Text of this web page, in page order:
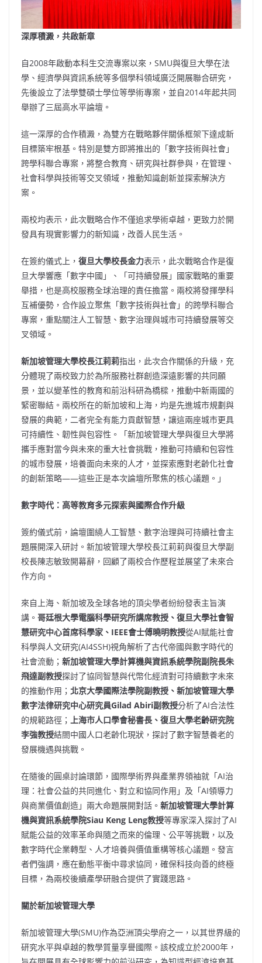
深厚積澱，共啟新章
自2008年啟動本科生交流專案以來，SMU與復旦大學在法
學、經濟學與資訊系統等多個學科領域廣泛開展聯合研究，
先後設立了法學雙碩士學位等學術專案，並自2014年起共同
舉辦了三屆高水平論壇。
這一深厚的合作積澱，為雙方在戰略夥伴關係框架下達成新
目標築牢根基。特別是雙方即將推出的 「數字技術與社會」
跨學科聯合專案，將整合教育、研究與社群參與，在管理、
社會科學與技術等交叉領域，推動知識創新並探索解決方
案。
兩校均表示，此次戰略合作不僅追求學術卓越，更致力於開
發具有現實影響力的新知識，改善人民生活。
在簽約儀式上， 復旦大學校長金力表示，此次戰略合作是復
旦大學響應 「數字中國 」 、 「可持續發展」 國家戰略的重要
舉措，也是高校服務全球治理的責任擔當。兩校將發揮學科
互補優勢，合作設立聚焦 「數字技術與社會」 的跨學科聯合
專案，重點關注人工智慧、數字治理與城市可持續發展等交
叉領域。
新加坡管理大學校長江莉莉指出，此次合作關係的升級，充
分體現了兩校致力於為所服務社群創造深遠影響的共同願
景，並以變革性的教育和前沿科研為橋樑，推動中新兩國的
緊密聯結。兩校所在的新加坡和上海，均是先進城市規劃與
發展的典範，二者完全有能力貢獻智慧，讓這兩座城市更具
可持續性、韌性與包容性。
「新加坡管理大學與復旦大學將
攜手應對當今與未來的重大社會挑戰，推動可持續和包容性
的城市發展，培養面向未來的人才，並探索應對老齡化社會
的創新策略——這些正是本次論壇所聚焦的核心議題。 」
數字時代：高等教育多元探索與國際合作升級
簽約儀式前，論壇圍繞人工智慧、數字治理與可持續社會主
題展開深入研討。新加坡管理大學校長江莉莉與復旦大學副
校長陳志敏致開幕辭，回顧了兩校合作歷程並展望了未來合
作方向。
來自上海、新加坡及全球各地的頂尖學者紛紛發表主旨演
講。 哥廷根大學電腦科學研究所講席教授、復旦大學社會智
慧研究中心首席科學家、 IEEE會士傅曉明教授從AI賦能社會
科學與人文研究(AI4SSH)視角解析了古代帝國與數字時代的
社會流動； 新加坡管理大學計算機與資訊系統學院副院長朱
飛達副教授探討了協同智慧與代幣化經濟對可持續數字未來
的推動作用； 北京大學國際法學院副教授、新加坡管理大學
數字法律研究中心研究員Gilad Abiri副教授分析了AI合法性
的規範路徑； 上海市人口學會秘書長、復旦大學老齡研究院
李強教授結閤中國人口老齡化現狀，探討了數字智慧養老的
發展機遇與挑戰。
在隨後的圓桌討論環節，國際學術界與產業界領袖就 「AI治
理：社會公益的共同進化、對立和協同作用 」 及 「AI領導力
與商業價值創造」 兩大命題展開對話。 新加坡管理大學計算
機與資訊系統學院Siau Keng Leng教授等專家深入探討了AI
賦能公益的效率革命與隨之而來的倫理、公平等挑戰，以及
數字時代企業轉型、人才培養與價值重構等核心議題。發言
者們強調，應在動態平衡中尋求協同，確保科技向善的終極
目標，為兩校後續產學研融合提供了實踐思路。
關於新加坡管理大學
新加坡管理大學(SMU)作為亞洲頂尖學府之一，以其世界級的
研究水平與卓越的教學質量享譽國際。該校成立於2000年，